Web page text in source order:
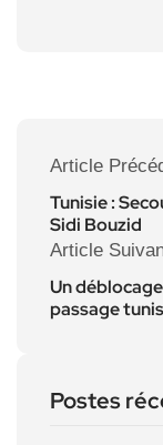
Article
Tunisie :
Sidi Bouzid
Article
Un
passage
Postes